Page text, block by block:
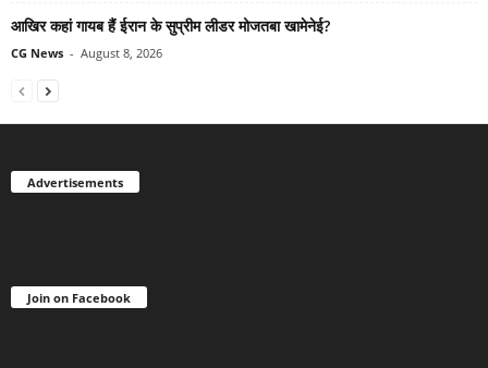
आखिर कहां गायब हैं ईरान के सुप्रीम लीडर मोजतबा खामेनेई?
CG News - August 8, 2026
Advertisements
Join on Facebook